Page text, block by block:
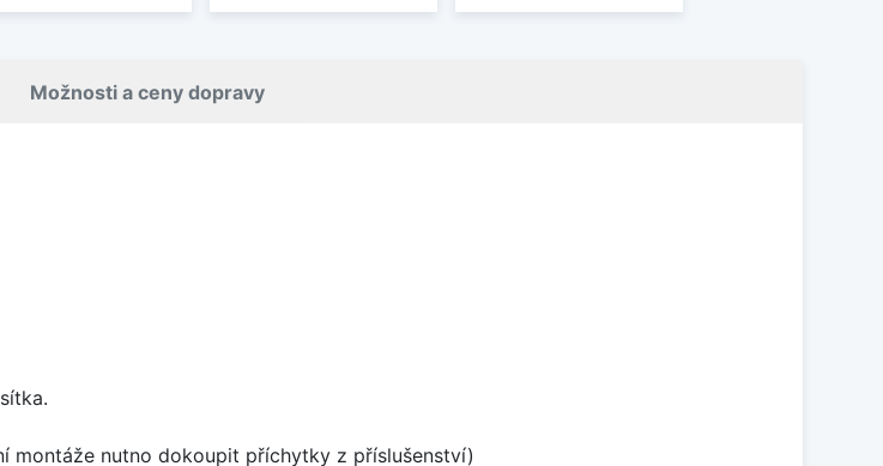
Možnosti a ceny dopravy
montáže nutno dokoupit příchytky z příslušenství)